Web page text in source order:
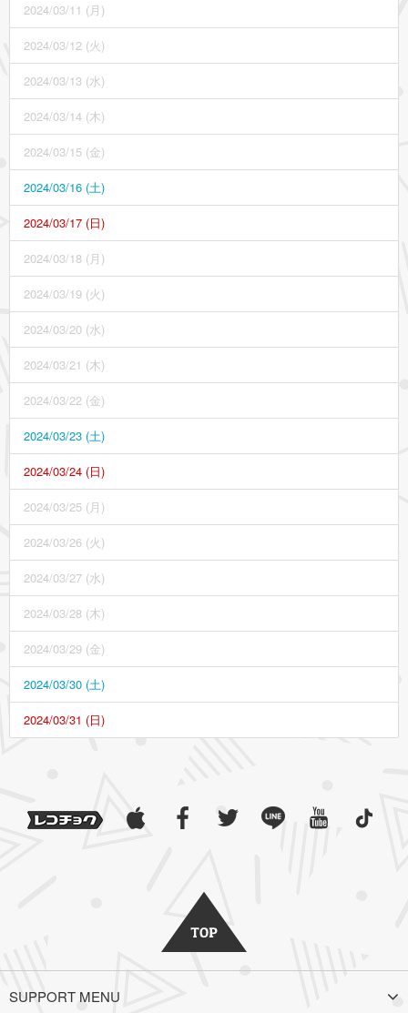
2024/03/11 (月)
2024/03/12 (火)
2024/03/13 (水)
2024/03/14 (木)
2024/03/15 (金)
2024/03/16 (土)
2024/03/17 (日)
2024/03/18 (月)
2024/03/19 (火)
2024/03/20 (水)
2024/03/21 (木)
2024/03/22 (金)
2024/03/23 (土)
2024/03/24 (日)
2024/03/25 (月)
2024/03/26 (火)
2024/03/27 (水)
2024/03/28 (木)
2024/03/29 (金)
2024/03/30 (土)
2024/03/31 (日)
SUPPORT MENU